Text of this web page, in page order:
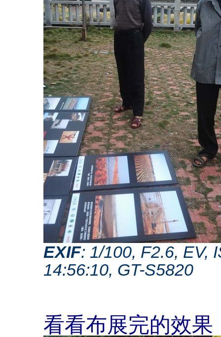
EXIF: 1/100, F2.6, EV,
14:56:10, GT-S5820
看看布展完的效果